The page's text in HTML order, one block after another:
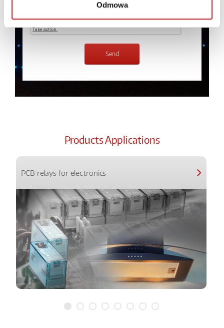
Odmowa
Products Applications
PCB relays for electronics